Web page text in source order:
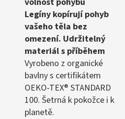
Legíny kopírují pohyb
vašeho těla bez
omezení. Udržitelný
materiál s příběhem
Vyrobeno z organické
bavlny s certifikátem
OEKO-TEX® STANDARD
100. Šetrná k pokožce i k
planetě.